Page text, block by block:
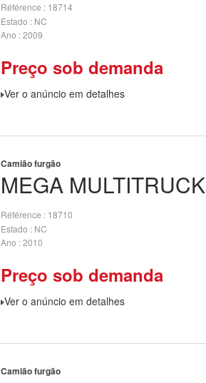
Référence
18714
Estado
NC
Ano 2009
Preço sob demanda
Ver o anúncio em detalhes
MEGA MULTITRUCK
Camião furgão
Référence
18710
Estado
NC
Ano 2010
Preço sob demanda
Ver o anúncio em detalhes
Camião furgão